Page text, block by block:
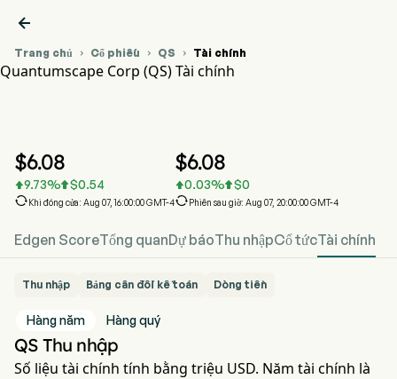

Trang chủ  Cổ phiếu  QS  Tài chính
Quantumscape Corp (QS) Tài chính
$6.08
9.73% $0.54
Khi đóng cửa: Aug 07, 16:00:00 GMT-4
$6.08
0.03% $0
Phiên sau giờ: Aug 07, 20:00:00 GMT-4
Edgen ScoreTổng quanDự báoThu nhậpCổ tứcTài chính
Thu nhập Bảng cân đối kế toán Dòng tiền
Hàng năm Hàng quý
QS Thu nhập
Số liệu tài chính tính bằng triệu USD. Năm tài chính là